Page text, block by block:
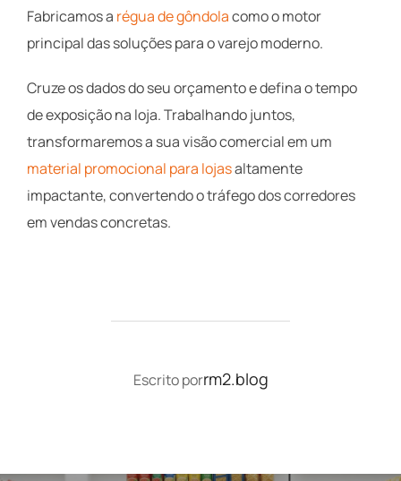
Fabricamos a régua de gôndolacomo o motor
principal das soluções para o varejo moderno.
Cruze os dados do seu orçamento e defina o tempo
de exposição na loja. Trabalhando juntos,
transformaremos a sua visão comercial em um
material promocional para lojasaltamente
impactante, convertendo o tráfego dos corredores
em vendas concretas.
AUTOR DO POST
Escrito porrm2.blog